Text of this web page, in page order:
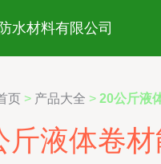
水材料有限公司
页 > 产品大全 > 20公斤液
斤液体卷